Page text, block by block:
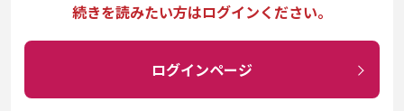
続きを読みたい方はログインください。
ログインページ